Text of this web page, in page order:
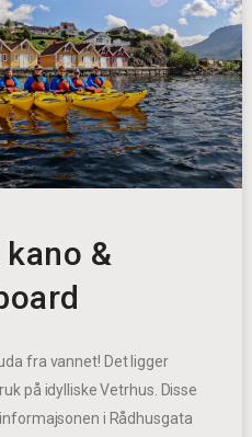
&
fra vannet! Det ligger
på idylliske Vetrhus. Disse
i Rådhusgata